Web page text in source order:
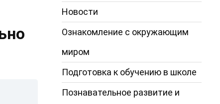
Новости
Ознакомление с окружающим
миром
Подготовка к обучению в школе
Познавательное развитие и